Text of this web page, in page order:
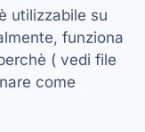
utilizzabile su
funziona
( vedi file
come